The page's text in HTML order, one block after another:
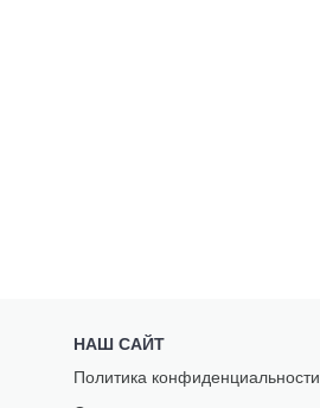
НАШ САЙТ
Политика конфиденциальности